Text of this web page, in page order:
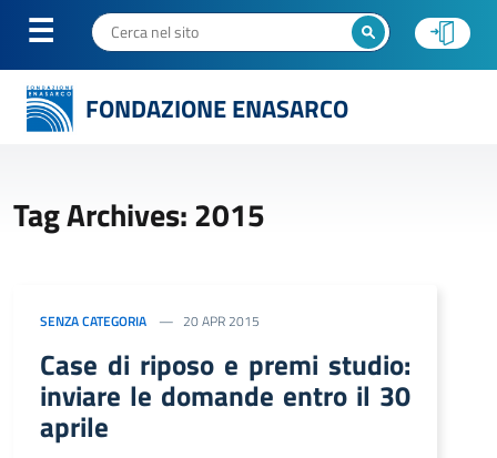
FONDAZIONE ENASARCO
Tag Archives: 2015
SENZA CATEGORIA 20 APR 2015
Case di riposo e premi studio:
inviare le domande entro il 30
aprile